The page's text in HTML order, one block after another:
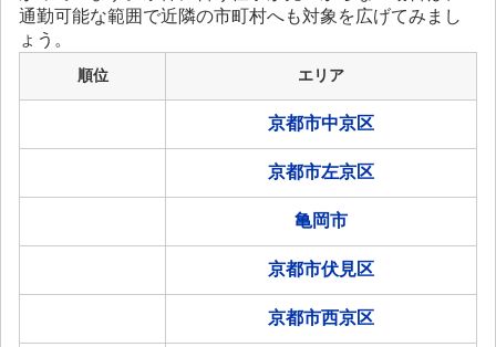
通勤可能な範囲で近隣の市町村へも対象を広げてみまし
ょう。
順位 エリア
京都市中京区
京都市左京区
亀岡市
京都市伏見区
京都市西京区